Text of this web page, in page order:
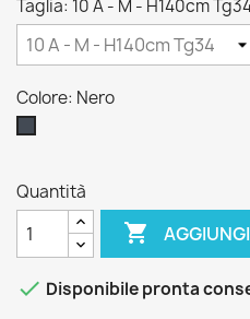
Taglia: 10 A - M - H140cm
Colore: Nero
Quantità

 Disponibile pronta